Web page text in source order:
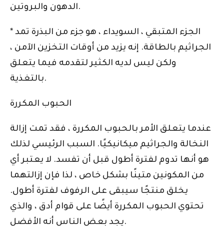
الدهون والبروتين.
* الجزء المتبقي ، السويداء ، هو جزء من البذرة تمد
الجراثيم بالطاقة. إنه يزيد من أوقات التخزين الآمن ،
ولكن ليس لديه الكثير لتقدمه فيما يتعلق
بالتغذية.
الحبوب المكررة
عندما يتعلق الأمر بالحبوب المكررة ، فقد تمت إزالة
النخالة والجراثيم ميكانيكيًا. السبب الرئيسي لذلك
هو أنها تدوم لفترة أطول قبل أن تفسد. لا يعتبر أي
من المكونين متينًا بشكل خاص ، لذا فإن إزالتهما
يخلق منتجًا سيبقى على الرفوف لفترة أطول.
تحتوي الحبوب المكررة أيضًا على قوام أدق ، والذي
يجد بعض الناس أنه الأفضل.